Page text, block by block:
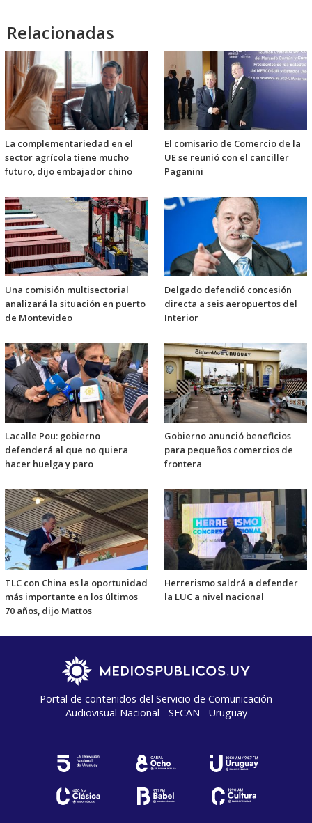
Relacionadas
La complementariedad en el
sector agrícola tiene mucho
futuro, dijo embajador chino
El comisario de Comercio de la
UE se reunió con el canciller
Paganini
Una comisión multisectorial
analizará la situación en puerto
de Montevideo
Delgado defendió concesión
directa a seis aeropuertos del
Interior
Lacalle Pou: gobierno
defenderá al que no quiera
hacer huelga y paro
Gobierno anunció beneficios
para pequeños comercios de
frontera
TLC con China es la oportunidad
más importante en los últimos
70 años, dijo Mattos
Herrerismo saldrá a defender
la LUC a nivel nacional
Portal de contenidos del Servicio de Comunicación
Audiovisual Nacional - SECAN - Uruguay